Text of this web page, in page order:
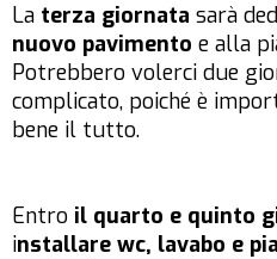
La terza giornata sarà
nuovo pavimento e alla
Potrebbero volerci due
complicato, poiché è
bene il tutto.
Entro il quarto e quinto
installare wc, lavabo e